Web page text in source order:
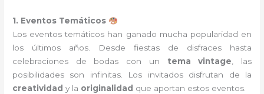
1. Eventos Temáticos
Los eventos temáticos han ganado mucha popularidad en
los últimos años. Desde fiestas de disfraces hasta
celebraciones de bodas con un tema vintage, las
posibilidades son infinitas. Los invitados disfrutan de la
creatividad y la originalidad que aportan estos eventos.